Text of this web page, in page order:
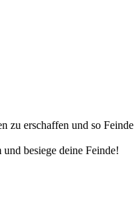
zu erschaffen und so
besiege deine Feinde!